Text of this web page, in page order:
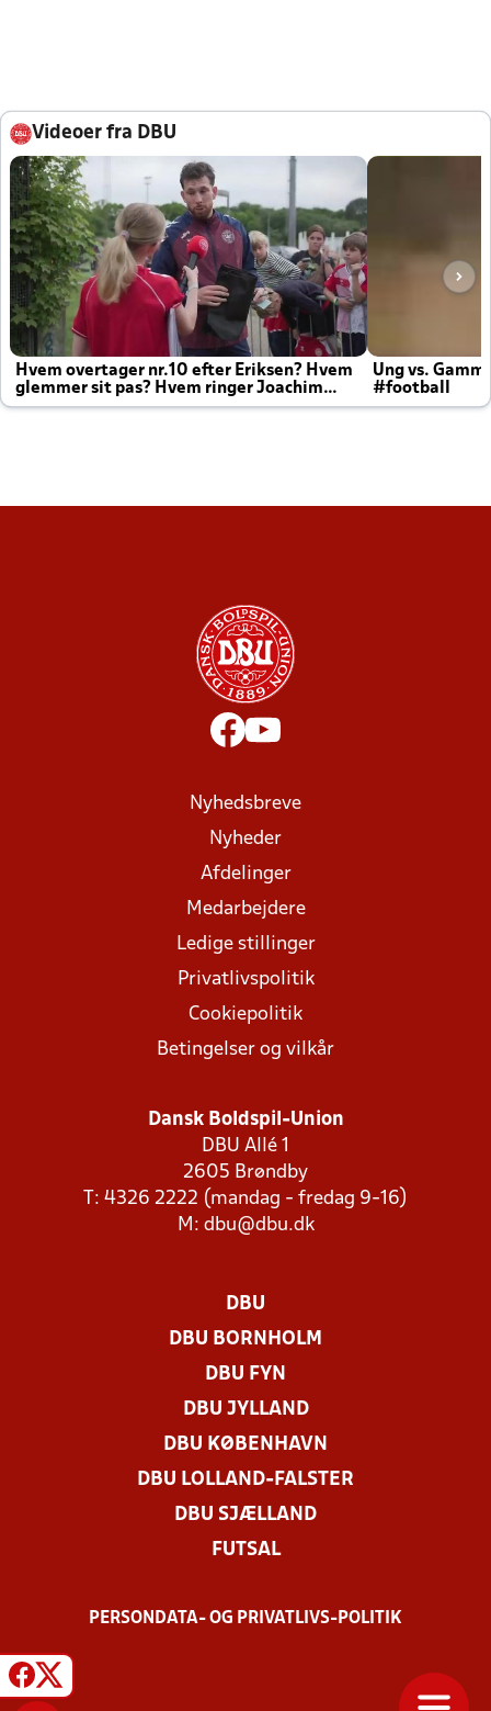
Videoer fra DBU
Hvem overtager nr.10 efter Eriksen? Hvem
glemmer sit pas? Hvem ringer Joachim
altid til efter kampe?
Ung vs.
#football
Nyhedsbreve
Nyheder
Afdelinger
Medarbejdere
Ledige stillinger
Privatlivspolitik
Cookiepolitik
Betingelser og vilkår
Dansk Boldspil-Union
DBU Allé 1
2605 Brøndby
T: 4326 2222 (mandag - fredag 9-16)
M: dbu@dbu.dk
DBU
DBU BORNHOLM
DBU FYN
DBU JYLLAND
DBU KØBENHAVN
DBU LOLLAND-FALSTER
DBU SJÆLLAND
FUTSAL
PERSONDATA- OG PRIVATLIVS-POLITIK